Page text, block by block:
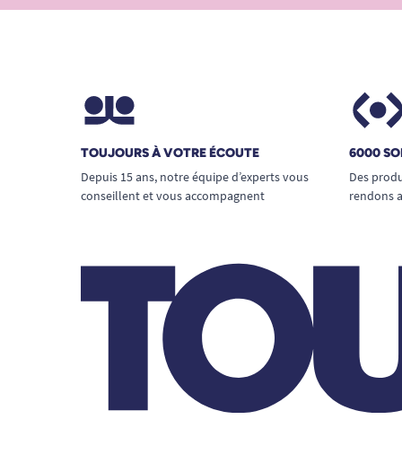
TOUJOURS À VOTRE ÉCOUTE
Depuis 15 ans, notre équipe d’experts vous
conseillent et vous accompagnent
6000
Des
rendons